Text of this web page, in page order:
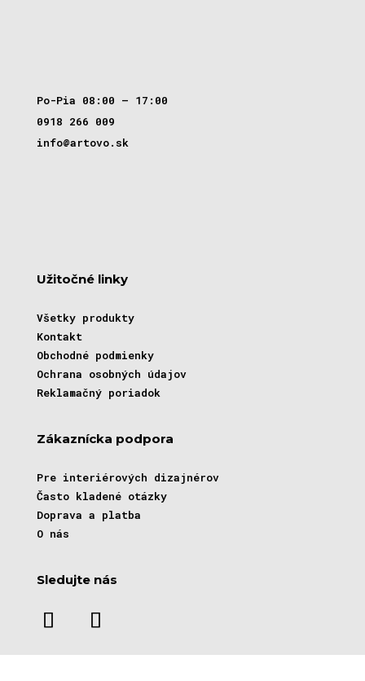
Po-Pia 08:00 – 17:00
0918 266 009
info@artovo.sk
Užitočné linky
Všetky produkty
Kontakt
Obchodné podmienky
Ochrana osobných údajov
Reklamačný poriadok
Zákaznícka podpora
Pre interiérových dizajnérov
Často kladené otázky
Doprava a platba
O nás
Sledujte nás